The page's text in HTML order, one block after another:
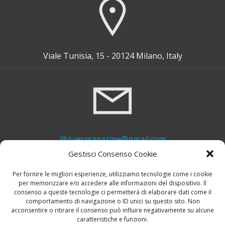
Gestisci Consenso Cookie
Per fornire le migliori esperienze, utilizziamo tecnologie come i cookie
per memorizzare e/o accedere alle informazioni del dispositivo. Il
consenso a queste tecnologie ci permetterà di elaborare dati come il
comportamento di navigazione o ID unici su questo sito. Non
acconsentire o ritirare il consenso può influire negativamente su alcune
caratteristiche e funzioni.
Viale Tunisia, 15 - 20124 Milano, Italy
ilbluesmagazine@gmail.com
+39 339 748 6635